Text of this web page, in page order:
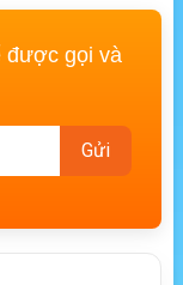
được gọi và